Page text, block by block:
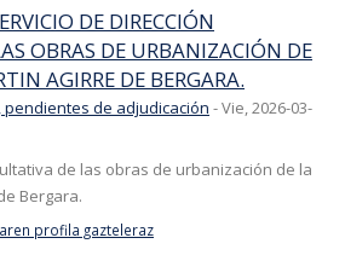
DE DIRECCIÓN
OBRAS DE URBANIZACIÓN DE
AGIRRE DE BERGARA.
de adjudicación -Vie, 2026-03-
de las obras de urbanización de la
Bergara.
profila gazteleraz